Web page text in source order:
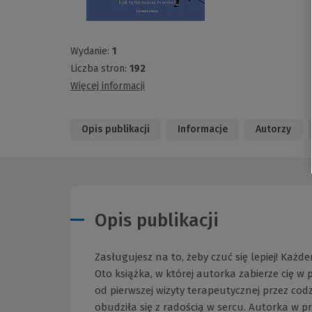
Wydanie: 1
Liczba stron: 192
Więcej informacji
Opis publikacji Informacje Autorzy
Opis publikacji
Zasługujesz na to, żeby czuć się lepiej!
Oto książka, w której autorka zabierze cię w
od pierwszej wizyty terapeutycznej przez
obudziła się z radością w sercu. Autorka w